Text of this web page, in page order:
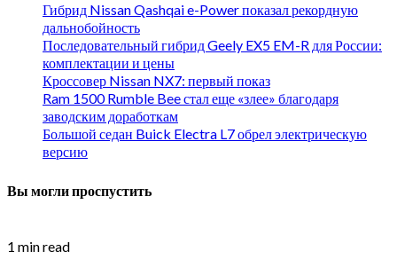
Гибрид Nissan Qashqai e-Power показал рекордную
дальнобойность
Последовательный гибрид Geely EX5 EM-R для России:
комплектации и цены
Кроссовер Nissan NX7: первый показ
Ram 1500 Rumble Bee стал еще «злее» благодаря
заводским доработкам
Большой седан Buick Electra L7 обрел электрическую
версию
Вы могли проспустить
1 min read